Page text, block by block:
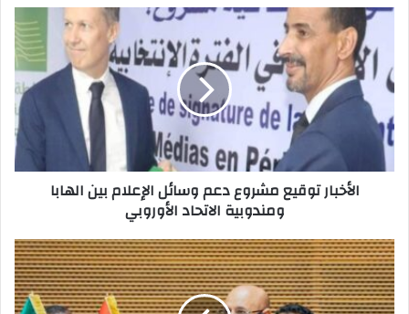
o
k
n
p
الأخبار توقيع مشروع دعم وسائل الإعلام بين الهابا
ومندوبية الاتحاد الأوروبي